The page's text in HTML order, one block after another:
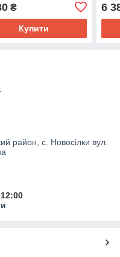
₴
Купити
6
район, с. Новосілки вул.